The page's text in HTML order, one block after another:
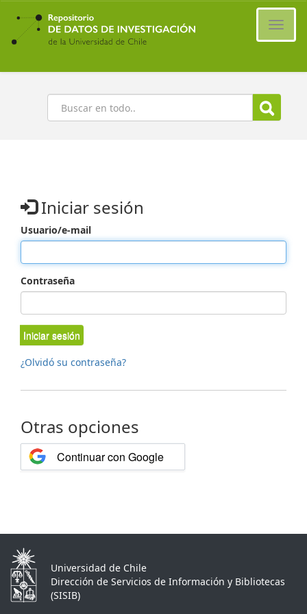
Ir
contenido
principal
Buscar
Iniciar sesión
Usuario/e-mail
Contraseña
Iniciar sesión
¿Olvidó su contraseña?
Otras opciones
Continuar con Google
Universidad de Chile
Dirección de Servicios de Información y Bibliotecas
(SISIB)